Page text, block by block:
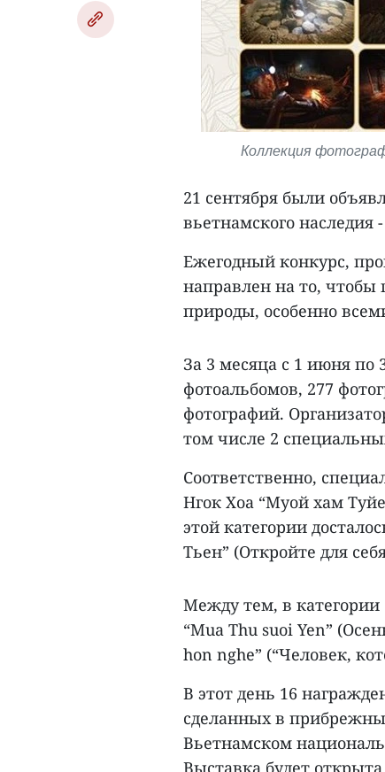
Коллекция
21 сентября были
вьетнамского наследия
Ежегодный конкурс,
направлен на то, чтобы
природы, особенно
За 3 месяца с 1 июня по
фотоальбомов, 277
фотографий.
том числе 2
Соответственно,
Нгок Хоа “Муой хам
этой категории
Тьен” (Откройте для
Между тем, в
“Mua Thu suoi Yen”
hon nghe” (“Человек,
В этот день 16
сделанных в
Вьетнамском
Выставка будет